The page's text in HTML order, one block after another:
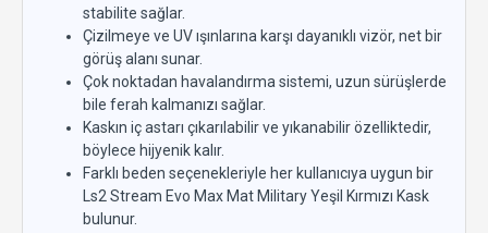
stabilite sağlar.
Çizilmeye ve UV ışınlarına karşı dayanıklı vizör, net bir
görüş alanı sunar.
Çok noktadan havalandırma sistemi, uzun sürüşlerde
bile ferah kalmanızı sağlar.
Kaskın iç astarı çıkarılabilir ve yıkanabilir özelliktedir,
böylece hijyenik kalır.
Farklı beden seçenekleriyle her kullanıcıya uygun bir
Ls2 Stream Evo Max Mat Military Yeşil Kırmızı Kask
bulunur.